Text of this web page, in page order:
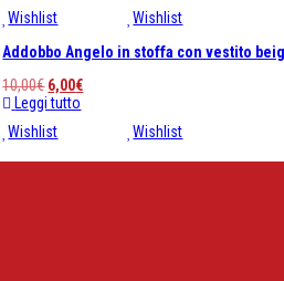
era:
Wishlist
Wishlist
Addobbo Angelo in stoffa con vestito
10,00€ Il
prezzo
era:
6,00€Il
Leggi tutto
Wishlist
Wishlist